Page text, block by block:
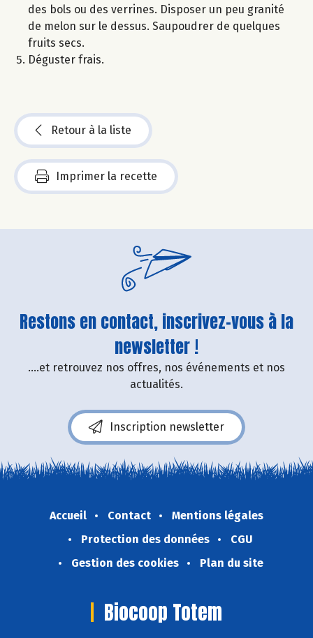
des bols ou des verrines. Disposer un peu granité
de melon sur le dessus. Saupoudrer de quelques
fruits secs.
Déguster frais.
Retour à la liste
Imprimer la recette
Restons en contact, inscrivez-vous à la
newsletter !
....et retrouvez nos offres, nos événements et nos
actualités.
Inscription newsletter
Accueil Contact
Mentions légales
Protection des données
CGU
Gestion des cookies
Plan du site
Biocoop Totem